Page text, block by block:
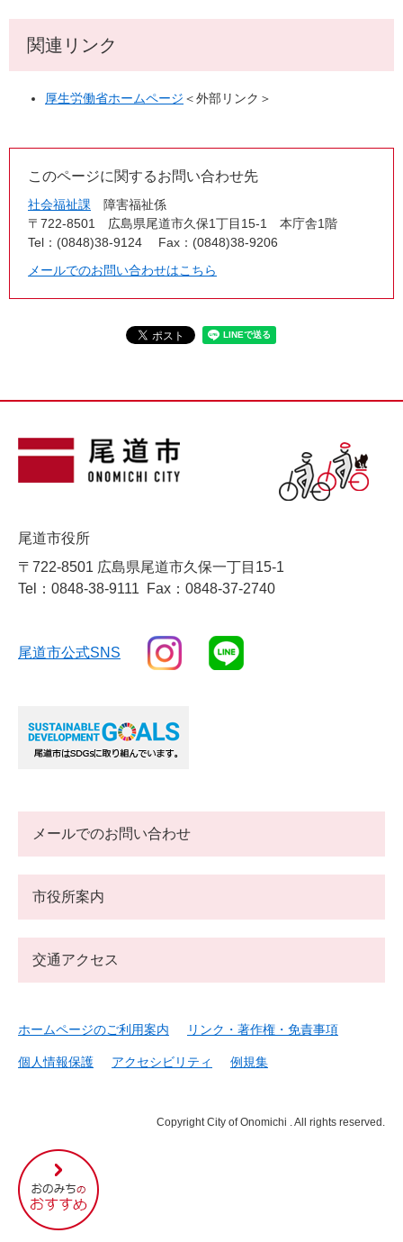
関連リンク
厚生労働省ホームページ ＜外部リンク＞
このページに関するお問い合わせ先
社会福祉課
障害福祉係
〒722-8501
広島県尾道市久保1丁目15-1 本庁舎1階
Tel：(0848)38-9124
Fax：(0848)38-9206
メールでのお問い合わせはこちら
尾
道
市
の
尾道市役所
〒722-8501 広島県尾道市久保一丁目15-1
Tel：0848-38-9111
Fax：0848-37-2740
尾道市公式SNS
メールでのお問い合わせ
市役所案内
交通アクセス
ホームページのご利用案内 リンク・著作権・免責事項
個人情報保護 アクセシビリティ 例規集
Copyright City of Onomichi . All rights reserved.